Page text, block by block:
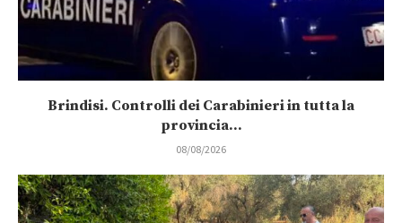
Brindisi. Controlli dei Carabinieri in tutta la
provincia...
08/08/2026